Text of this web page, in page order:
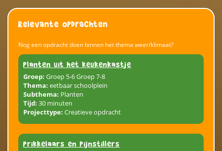
Relevante opdrachten
Nog een opdracht doen binnen het thema weer/klimaat?
Planten uit het keukenkastje
Groep: Groep 5-6 Groep 7-8
Thema: eetbaar schoolplein
Subthema: Planten
Tijd: 30 minuten
Projecttype: Creatieve opdracht
Prikkelaars en pijnstillers